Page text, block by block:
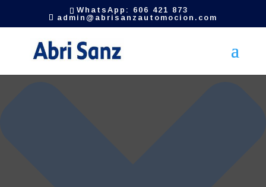
Gestionar el consentimiento de las cookies
WhatsApp: 606 421 873
admin@abrisanzautomocion.com